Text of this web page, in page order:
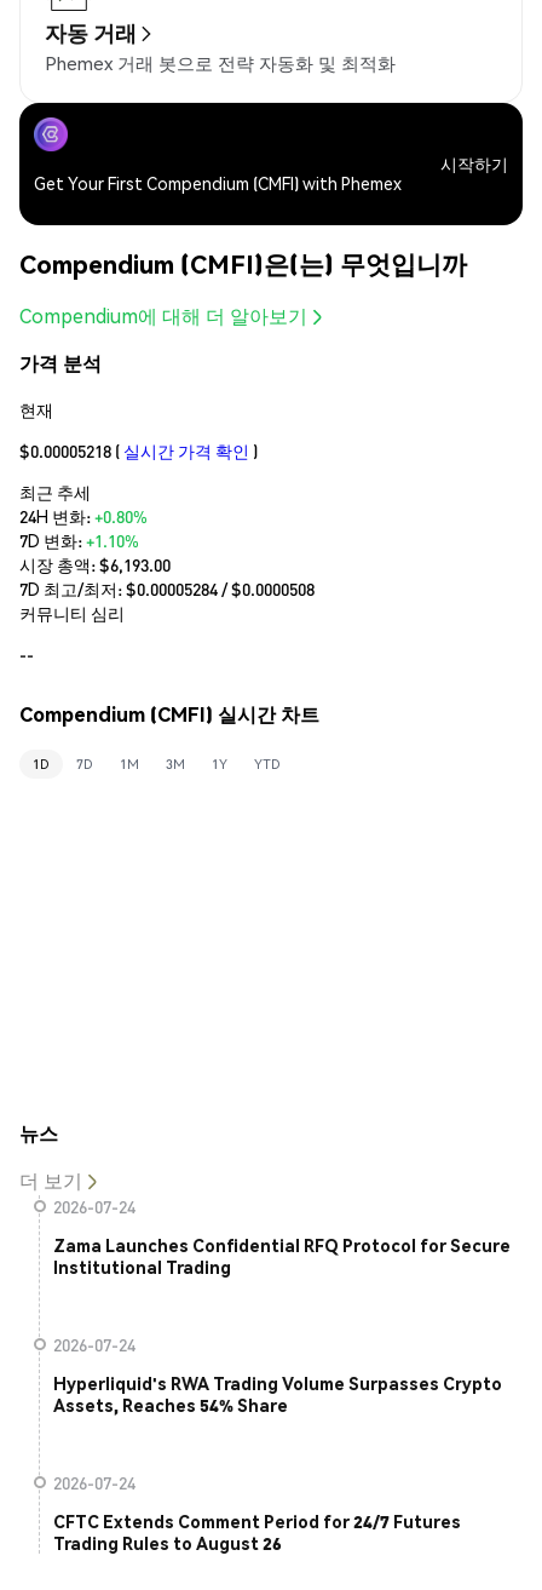
자동 거래
Phemex 거래 봇으로 전략 자동화 및 최적화
Get Your First Compendium (CMFI) with Phemex
시작하기
Compendium (CMFI)은(는) 무엇입니까
Compendium에 대해 더 알아보기
가격 분석
현재
$0.00005218 ( 실시간 가격 확인 )
최근 추세
24H 변화:+0.80%
7D 변화:+1.10%
시장 총액:$6,193.00
7D 최고/최저: $0.00005284/ $0.0000508
커뮤니티 심리
--
Compendium (CMFI) 실시간 차트
1D 7D 1M 3M 1Y YTD
뉴스
더 보기
2026-07-24
Zama Launches Confidential RFQ Protocol for Secure
Institutional Trading
2026-07-24
Hyperliquid's RWA Trading Volume Surpasses Crypto
Assets, Reaches 54% Share
2026-07-24
CFTC Extends Comment Period for 24/7 Futures
Trading Rules to August 26